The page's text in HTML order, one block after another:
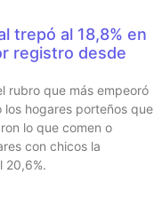
trepó al 18,8% en
registro desde
rubro que más empeoró
hogares porteños que
lo que comen o
con chicos la
20,6%.